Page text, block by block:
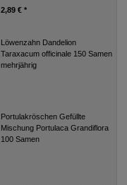
2,89 € *
Löwenzahn Dandelion
Taraxacum officinale 150 Samen
mehrjährig
Portulakröschen Gefüllte
Mischung Portulaca Grandiflora
100 Samen